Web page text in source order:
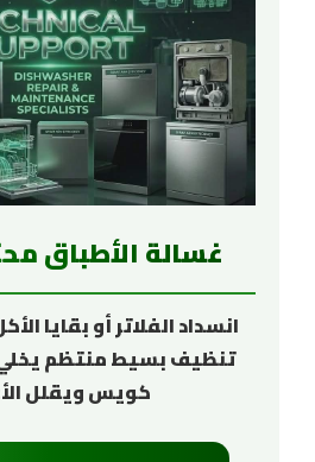
غسالة الأطباق
انسداد الفلاتر أو بقايا
تنظيف بسيط منتظم
كويس ويقلل